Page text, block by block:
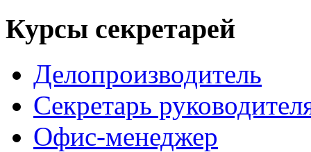
Курсы секретарей
Делопроизводитель
Секретарь
Офис-менеджер